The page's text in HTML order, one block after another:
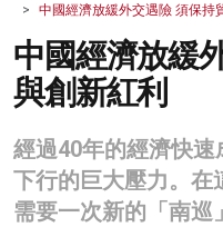
生活
健康
商業
科技
影片
中國經濟放緩外交遇險 須保持
中國經濟放緩
與創新紅利
經過40年的經濟快
下行的巨大壓力。在
需要一次新的「南巡